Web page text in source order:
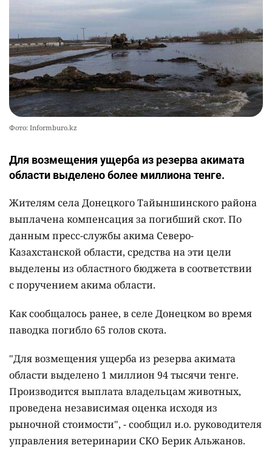
Фото: Informburo.kz
Для возмещения ущерба из резерва акимата
области выделено более миллиона тенге.
Жителям села Донецкого Тайыншинского района
выплачена компенсация за погибший скот. По
данным пресс-службы акима Северо-
Казахстанской области, средства на эти цели
выделены из областного бюджета в соответствии
с поручением акима области.
Как сообщалось ранее, в селе Донецком во время
паводка погибло 65 голов скота.
"Для возмещения ущерба из резерва акимата
области выделено 1 миллион 94 тысячи тенге.
Производится выплата владельцам животных,
проведена независимая оценка исходя из
рыночной стоимости", - сообщил и.о. руководителя
управления ветеринарии СКО Берик Альжанов.